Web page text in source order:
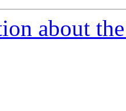
about